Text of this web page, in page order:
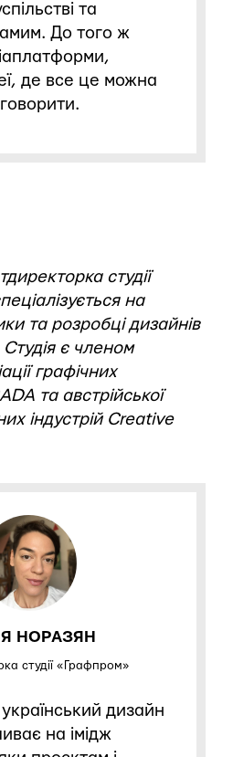
та
До того ж
де все це можна
студії
на
та розробці дизайнів
Студія є членом
графічних
та австрійської
індустрій Creative
НОРАЗЯН
студії «Графпром»
дизайн
на імідж